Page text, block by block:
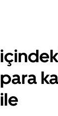
para
ile